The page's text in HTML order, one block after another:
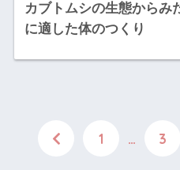
カブトムシの生態からみ
に適した体のつくり
1 … 3